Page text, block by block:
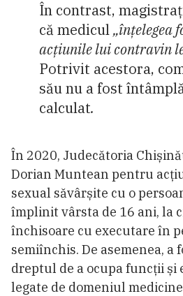
În contrast,
că medicul„înţelegea
acţiunile lui contravin
Potrivit acestora,
său nu a fost
calculat.
În 2020, Judecătoria
Dorian Muntean pentru
sexual săvârșite cu o
împlinit vârsta de 16 ani, la
închisoare cu executare în
semiînchis. De asemenea, a
dreptul de a ocupa funcții și
legate de domeniul